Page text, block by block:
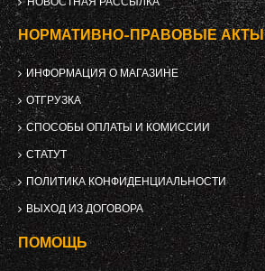
НОРМАТИВНО-ПРАВОВЫЕ АКТЫ
ИНФОРМАЦИЯ О МАГАЗИНЕ
ОТГРУЗКА
СПОСОБЫ ОПЛАТЫ И КОМИССИИ
СТАТУТ
ПОЛИТИКА КОНФИДЕНЦИАЛЬНОСТИ
ВЫХОД ИЗ ДОГОВОРА
ПОМОЩЬ